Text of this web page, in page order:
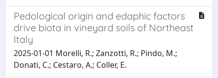
Pedological origin and edaphic factors
drive biota in vineyard soils of Northeast
Italy
2025-01-01 Morelli, R.; Zanzotti, R.; Pindo, M.;
Donati, C.; Cestaro, A.; Coller, E.